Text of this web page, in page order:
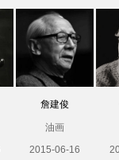
詹建俊
油画
2015-06-16